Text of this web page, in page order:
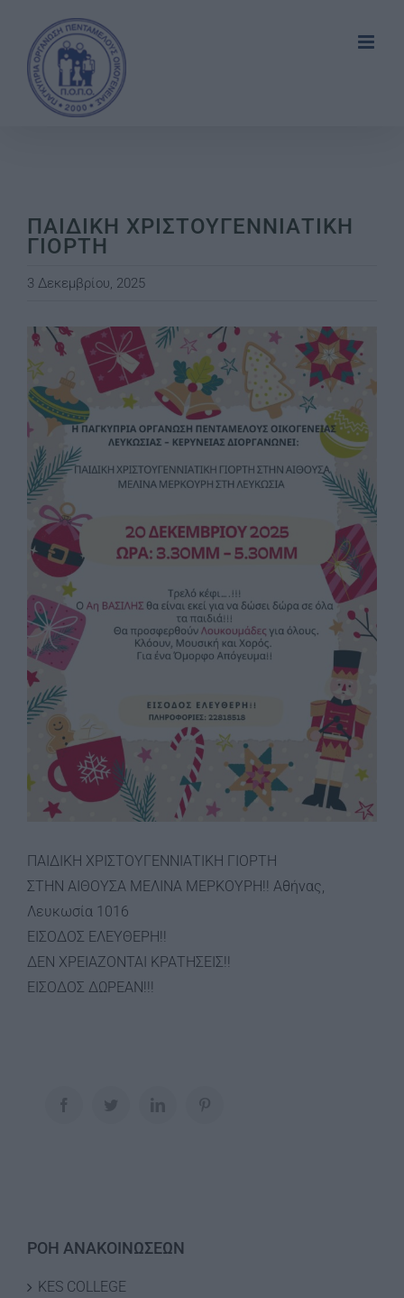
content
ΠΑΙΔΙΚΗ ΧΡΙΣΤΟΥΓΕΝΝΙΑΤΙΚΗ
ΓΙΟΡΤΗ
3 Δεκεμβρίου, 2025
View
Larger
Image
ΠΑΙΔΙΚΗ ΧΡΙΣΤΟΥΓΕΝΝΙΑΤΙΚΗ ΓΙΟΡΤΗ
ΣΤΗΝ ΑΙΘΟΥΣΑ ΜΕΛΙΝΑ ΜΕΡΚΟΥΡΗ!! Αθήνας,
Λευκωσία 1016
ΕΙΣΟΔΟΣ ΕΛΕΥΘΕΡΗ!!
ΔΕΝ ΧΡΕΙΑΖΟΝΤΑΙ ΚΡΑΤΗΣΕΙΣ!!
ΕΙΣΟΔΟΣ ΔΩΡΕΑΝ!!!
ΡΟΗ ΑΝΑΚΟΙΝΩΣΕΩΝ
KES COLLEGE